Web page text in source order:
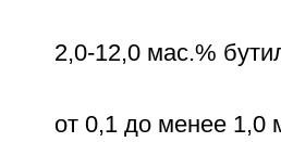
2,0-12,0 мас.%
от 0,1 до менее 1,0